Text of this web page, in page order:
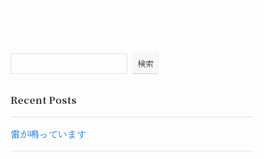
検索
Recent Posts
雷が鳴っています